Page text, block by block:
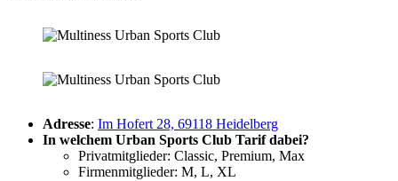
Adresse: Im Hofert 28, 69118 Heidelberg
In welchem Urban Sports Club Tarif dabei?
Privatmitglieder: Classic, Premium, Max
Firmenmitglieder: M, L, XL